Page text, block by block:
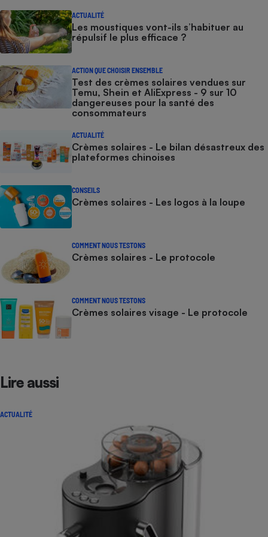
ACTUALITÉ
Les moustiques vont-ils s’habituer au
répulsif le plus efficace ?
ACTION QUE CHOISIR ENSEMBLE
Test des crèmes solaires vendues sur
Temu, Shein et AliExpress - 9 sur 10
dangereuses pour la santé des
consommateurs
ACTUALITÉ
Crèmes solaires - Le bilan désastreux des
plateformes chinoises
CONSEILS
Crèmes solaires - Les logos à la loupe
COMMENT NOUS TESTONS
Crèmes solaires - Le protocole
COMMENT NOUS TESTONS
Crèmes solaires visage - Le protocole
Lire aussi
ACTUALITÉ